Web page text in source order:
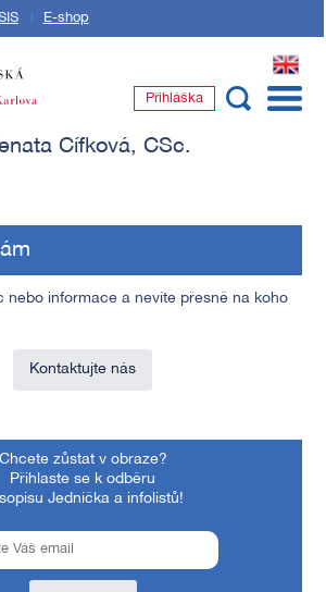
E-shop
EN
Přihláška
Cífková, CSc.
nebo informace a nevíte přesně na koho
Kontaktujte nás
Chcete zůstat v obraze?
Přihlaste se k odběru
Jednička a infolistů!